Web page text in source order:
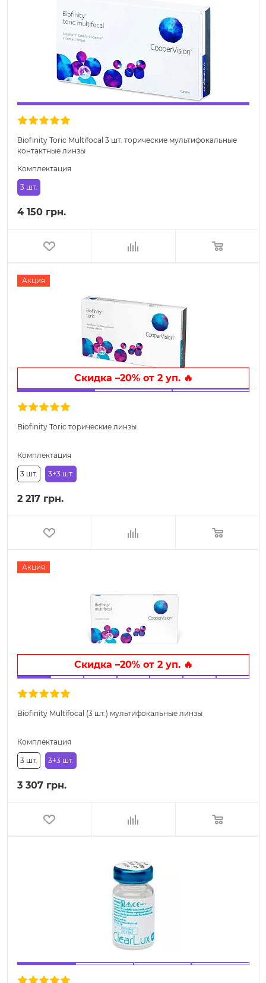
Biofinity Toric Multifocal 3 шт. торические мультифокальные
контактные линзы
Комплектация
3 шт.
4 150 грн.
Акция
Скидка –20% от 2 уп. 🔥
Biofinity Toric торические линзы
Комплектация
3 шт. 3+3 шт.
2 217 грн.
Акция
Скидка –20% от 2 уп. 🔥
Biofinity Multifocal (3 шт.) мультифокальные линзы
Комплектация
3 шт. 3+3 шт.
3 307 грн.